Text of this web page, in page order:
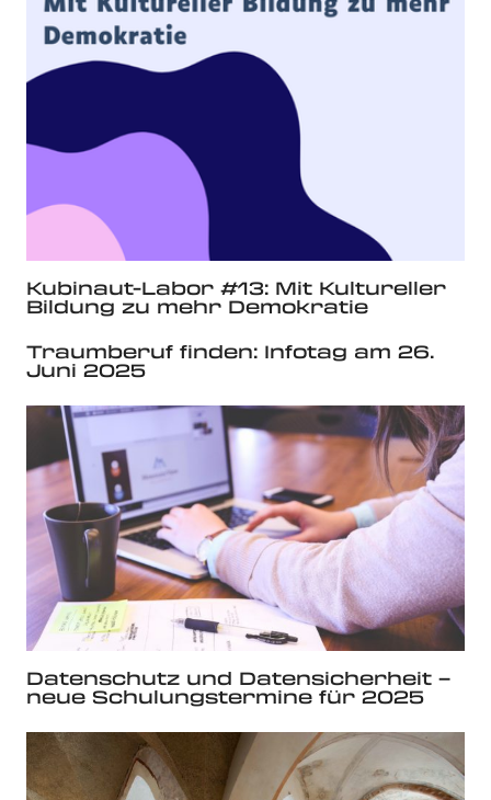
Kubinaut-Labor #13: Mit Kultureller
Bildung zu mehr Demokratie
Traumberuf finden: Infotag am 26.
Juni 2025
Datenschutz und Datensicherheit –
neue Schulungstermine für 2025